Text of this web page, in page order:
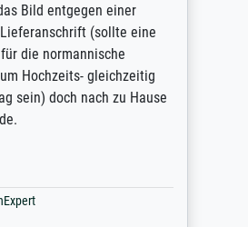
Bild entgegen einer
(sollte eine
die normannische
Hochzeits- gleichzeitig
sein) doch nach zu Hause